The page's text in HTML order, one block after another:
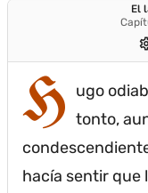
El
H ugo
tonto,
hacía sentir que